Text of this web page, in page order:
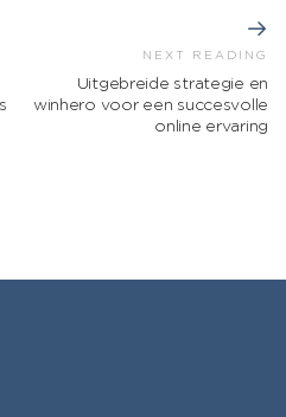
NEXT READING
Uitgebreide strategie en
winhero voor een succesvolle
online ervaring